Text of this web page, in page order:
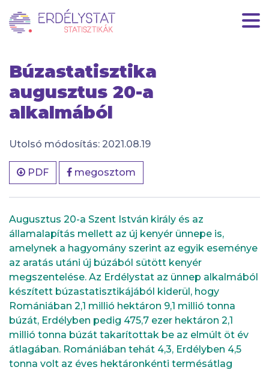
Búzastatisztika
augusztus 20-a
alkalmából
Utolsó módosítás: 2021.08.19
PDF megosztom
Augusztus 20-a Szent István király és az
államalapítás mellett az új kenyér ünnepe is,
amelynek a hagyomány szerint az egyik eseménye
az aratás utáni új búzából sütött kenyér
megszentelése. Az Erdélystat az ünnep alkalmából
készített búzastatisztikájából kiderül, hogy
Romániában 2,1 millió hektáron 9,1 millió tonna
búzát, Erdélyben pedig 475,7 ezer hektáron 2,1
millió tonna búzát takarítottak be az elmúlt öt év
átlagában. Romániában tehát 4,3, Erdélyben 4,5
tonna volt az éves hektáronkénti termésátlag